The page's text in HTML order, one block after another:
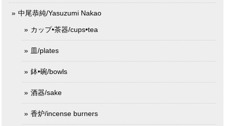
中尾恭純/Yasuzumi Nakao
カップ•茶器/cups•tea
皿/plates
鉢•碗/bowls
酒器/sake
香炉/incense burners